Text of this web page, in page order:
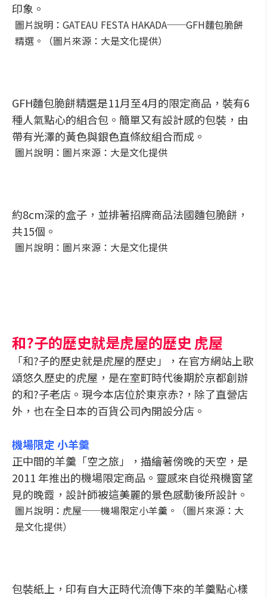
印象。
圖片說明：GATEAU FESTA HAKADA──GFH麵包脆餅
精選。（圖片來源：大是文化提供）
GFH麵包脆餅精選是11月至4月的限定商品，裝有6
種人氣點心的組合包。簡單又有設計感的包裝，由
帶有光澤的黃色與銀色直條紋組合而成。
圖片說明：圖片來源：大是文化提供
約8cm深的盒子，並排著招牌商品法國麵包脆餅，
共15個。
圖片說明：圖片來源：大是文化提供
和?子的歷史就是虎屋的歷史 虎屋
「和?子的歷史就是虎屋的歷史」，在官方網站上歌
頌悠久歷史的虎屋，是在室町時代後期於京都創辦
的和?子老店。現今本店位於東京赤?，除了直營店
外，也在全日本的百貨公司內開設分店。
機場限定 小羊羹
正中間的羊羹「空之旅」，描繪著傍晚的天空，是
2011 年推出的機場限定商品。靈感來自從飛機窗望
見的晚霞，設計師被這美麗的景色感動後所設計。
圖片說明：虎屋──機場限定小羊羹。（圖片來源：大
是文化提供）
包裝紙上，印有自大正時代流傳下來的羊羹點心樣